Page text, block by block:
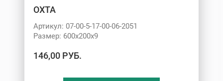
ОХТА
Артикул: 07-00-5-17-00-06-2051
Размер: 600х200х9
146,00 РУБ.